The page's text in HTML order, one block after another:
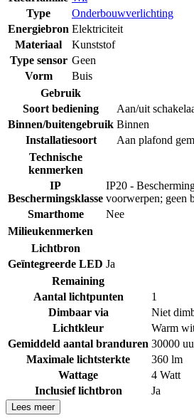
Type
Onderbouwverlichting
Energiebron Elektriciteit
Materiaal
Kunststof
Type sensor Geen
Vorm
Buis
Gebruik
Soort bediening
Aan/uit
Binnen/buitengebruik Binnen
Installatiesoort
Aan plafond
Technische
kenmerken
IP
Beschermingsklasse
IP20 -
voorwerpen; geen
Smarthome
Nee
Milieukenmerken
Lichtbron
Geïntegreerde LED Ja
Remaining
Aantal lichtpunten
1
Dimbaar via
Niet
Lichtkleur
Warm
Gemiddeld aantal branduren 30000
Maximale lichtsterkte
360 lm
Wattage
4 Watt
Inclusief lichtbron
Ja
Lees meer